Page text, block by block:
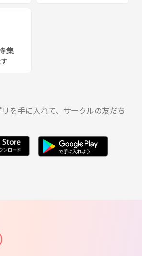
集
を手に入れて、サークルの友だち